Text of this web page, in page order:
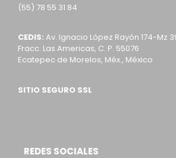
(55) 78 55 31 84
CEDIS: Av. Ignacio López Rayón 174-Mz
Fracc. Las Americas, C. P. 55076
Ecatepec de Morelos, Méx., México
SITIO SEGURO SSL
REDES SOCIALES